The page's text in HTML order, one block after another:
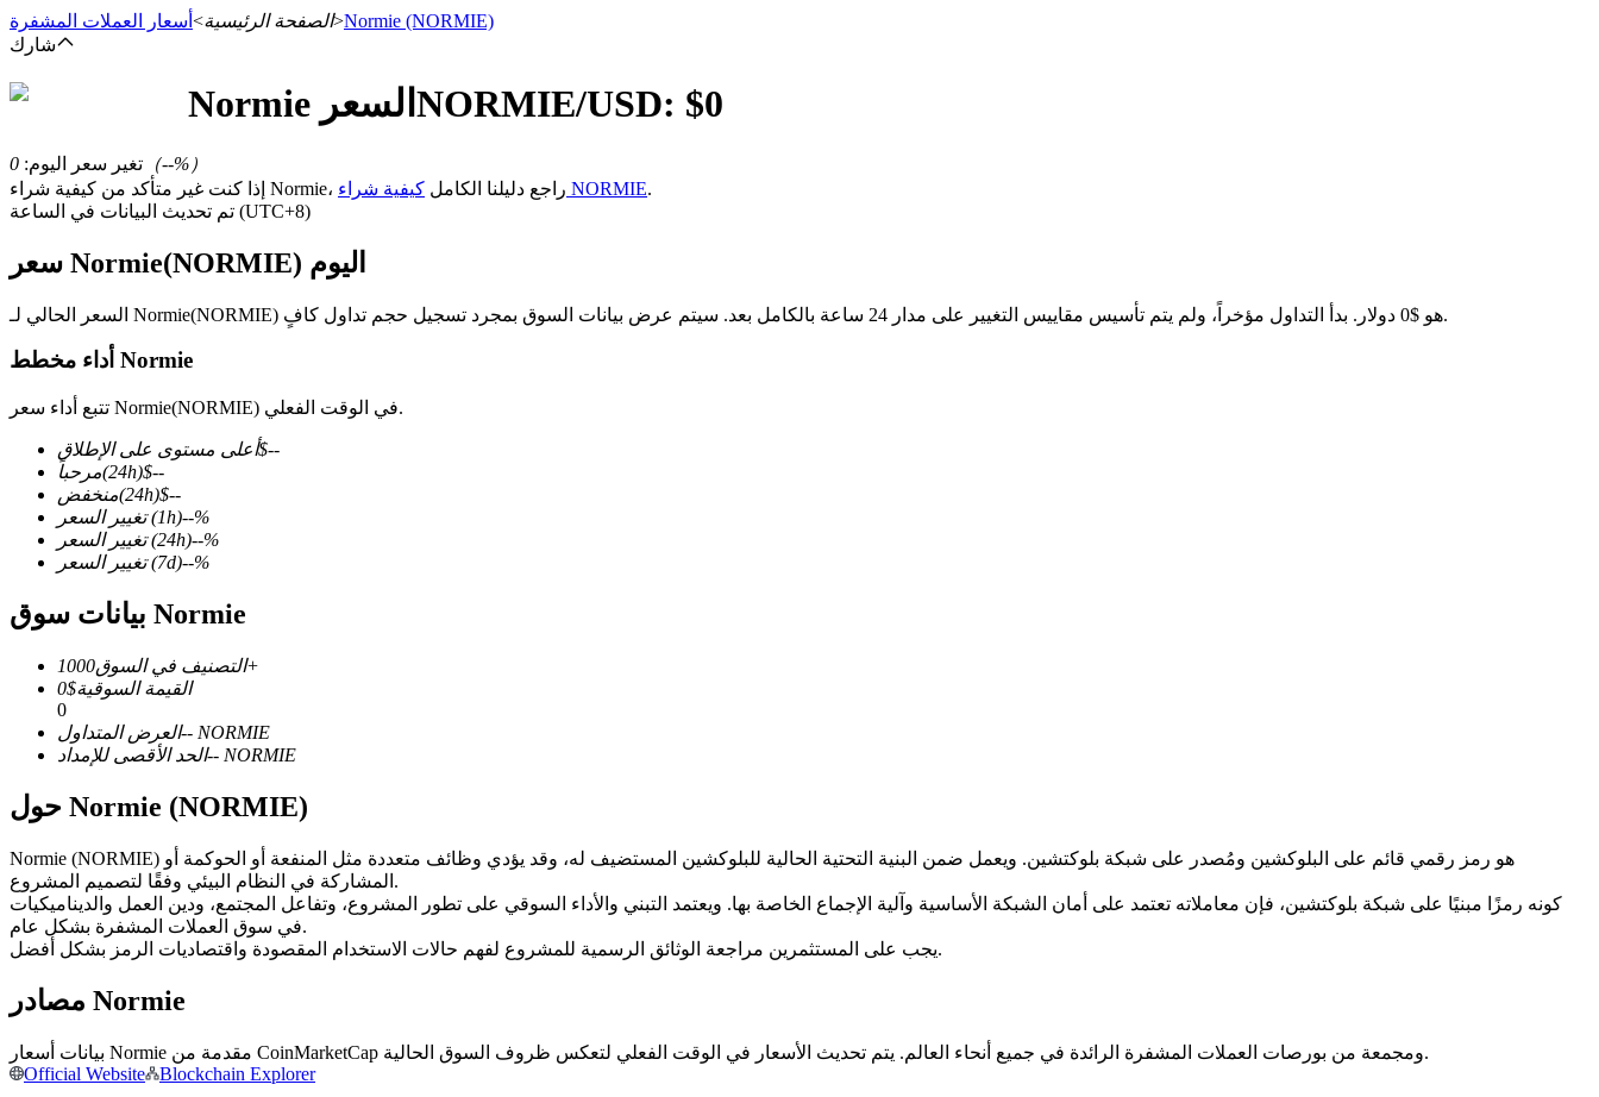
العقود الآجلة USDT
العقود الآجلة باستخدام USDT كضمان
العقود الآجلة لـ COIN-M
العقود الآجلة للعملات المشفرة
مشتقات الأسهم والعملات الأجنبية والمعادن الثمينة والسلع
العقود الآجلة USDC
الصفحة الرئيسية> أسعار العملات المشفرة >Normie (NORMIE)
شارك
Normie السعر NORMIE/USD: $0
تغير سعر اليوم:
0 （--%）
إذا كنت غير متأكد من كيفية شراء Normie، راجع دليلنا الكامل كيفية شراء NORMIE.
تم تحديث البيانات في الساعة (UTC+8)
سعر Normie(NORMIE) اليوم
السعر الحالي لـ Normie(NORMIE) هو $0 دولار. بدأ التداول مؤخراً، ولم يتم تأسيس مقاييس التغيير على مدار 24 ساعة بالكامل بعد. سيتم عرض بيانات السوق بمجرد تسجيل حجم تداول كافٍ.
أداء مخطط Normie
تتبع أداء سعر Normie(NORMIE) في الوقت الفعلي.
أعلى مستوى على الإطلاق$--
مرحباً
(24h)$--
منخفض
(24h)$--
تغيير السعر
(1h)--%
تغيير السعر
(24h)--%
تغيير السعر
(7d)--%
بيانات سوق Normie
التصنيف في السوق1000+
القيمة السوقية$
0
0
العرض المتداول-- NORMIE
الحد الأقصى للإمداد-- NORMIE
حول Normie (NORMIE)
Normie (NORMIE) هو رمز رقمي قائم على البلوكشين ومُصدر على شبكة بلوكتشين. ويعمل ضمن البنية التحتية الحالية للبلوكشين المستضيف له، وقد يؤدي وظائف متعددة مثل المنفعة أو الحوكمة أو
المشاركة في النظام البيئي وفقًا لتصميم المشروع.
كونه رمزًا مبنيًا على شبكة بلوكتشين، فإن معاملاته تعتمد على أمان الشبكة الأساسية وآلية الإجماع الخاصة بها. ويعتمد التبني والأداء السوقي على تطور المشروع، وتفاعل المجتمع، ودين العمل والديناميكيات
في سوق العملات المشفرة بشكل عام.
يجب على المستثمرين مراجعة الوثائق الرسمية للمشروع لفهم حالات الاستخدام المقصودة واقتصاديات الرمز بشكل أفضل.
مصادر Normie
بيانات أسعار Normie مقدمة من CoinMarketCap ومجمعة من بورصات العملات المشفرة الرائدة في جميع أنحاء العالم. يتم تحديث الأسعار في الوقت الفعلي لتعكس ظروف السوق الحالية.
Official Website
Blockchain Explorer